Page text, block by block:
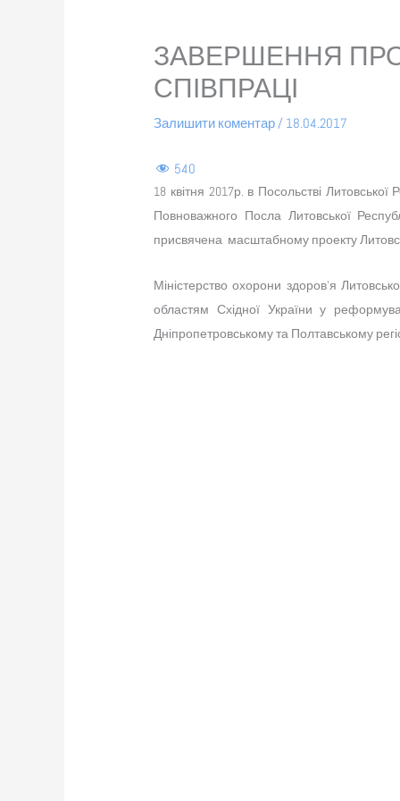
ЗАВЕРШЕННЯ
СПІВПРАЦІ
Залишити коментар/ 18.04.2017
540
18 квітня 2017р. в Посольстві
Повноважного Посла Литовської
присвячена масштабному проекту
Міністерство охорони здоров’я
областям Східної України у
Дніпропетровському та Полтавському